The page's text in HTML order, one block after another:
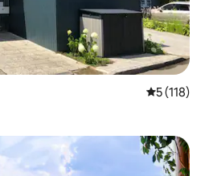
5 de uma
5 (118)